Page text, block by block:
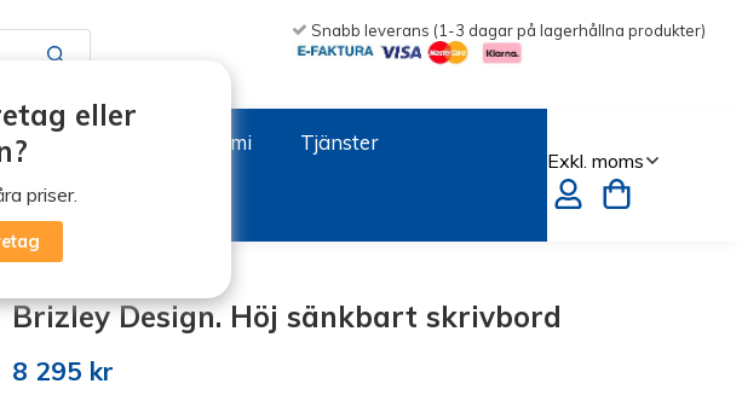
Snabb leverans (1-3 dagar på lagerhållna produkter)
tid Vad är Ergonomi Tjänster
skrivbord
Brizley Design. Höj sänkbart skrivbord
8 295 kr
eller
priser.